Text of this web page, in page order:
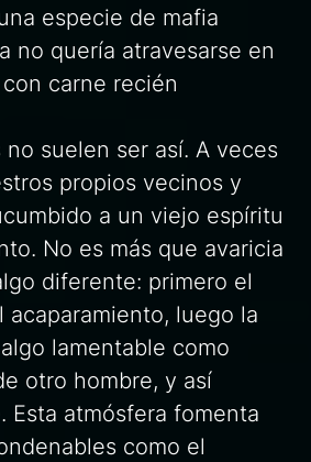
especie de mafia
no quería atravesarse en
carne recién
no suelen ser así. A veces
propios vecinos y
a un viejo espíritu
No es más que avaricia
diferente: primero el
acaparamiento, luego la
lamentable como
otro hombre, y así
Esta atmósfera fomenta
como el